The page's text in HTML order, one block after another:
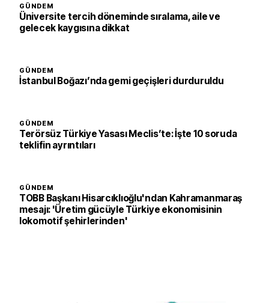
GÜNDEM
Üniversite tercih döneminde sıralama, aile ve
gelecek kaygısına dikkat
GÜNDEM
İstanbul Boğazı’nda gemi geçişleri durduruldu
GÜNDEM
Terörsüz Türkiye Yasası Meclis’te: İşte 10 soruda
teklifin ayrıntıları
GÜNDEM
TOBB Başkanı Hisarcıklıoğlu'ndan Kahramanmaraş
mesajı: 'Üretim gücüyle Türkiye ekonomisinin
lokomotif şehirlerinden'